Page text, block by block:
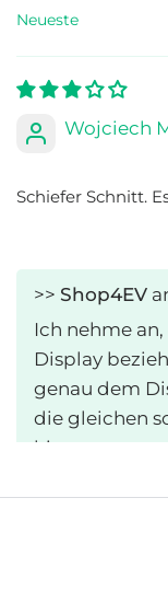
Sort by
Wojciech
Schiefer Schnitt.
>> Shop4EV
Ich nehme
Display
genau dem
die gleichen
hier von